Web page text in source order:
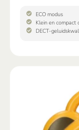
ECO modus
Klein en compact
DECT-